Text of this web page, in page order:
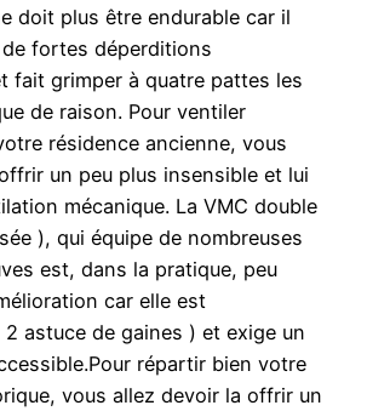
doit plus être endurable car il
de fortes déperditions
fait grimper à quatre pattes les
de raison. Pour ventiler
résidence ancienne, vous
un peu plus insensible et lui
mécanique. La VMC double
), qui équipe de nombreuses
est, dans la pratique, peu
car elle est
astuce de gaines ) et exige un
répartir bien votre
vous allez devoir la offrir un